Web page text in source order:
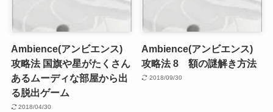
Ambience(アンビエンス)
攻略法 国旗や星がたくさん
あるムーディな部屋から出
る脱出ゲーム
2018/04/30
Ambience(アンビエンス)
攻略法 8 額の謎解き方法
2018/09/30